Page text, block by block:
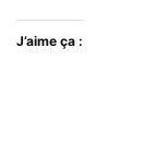
J’aime ça :